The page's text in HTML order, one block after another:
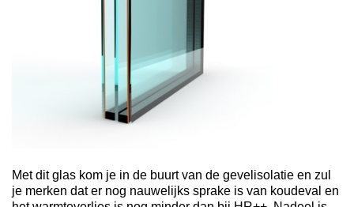
Met dit glas kom je in de buurt van de gevelisolatie en zul
je merken dat er nog nauwelijks sprake is van koudeval en